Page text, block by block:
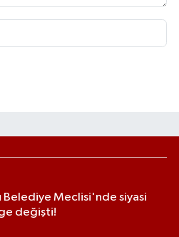
Belediye Meclisi'nde siyasi
değişti!